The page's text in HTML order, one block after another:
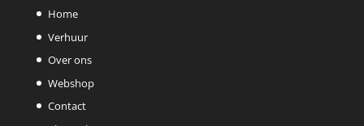
Home
Verhuur
Over ons
Webshop
Contact